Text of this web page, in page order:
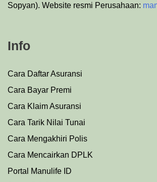
Sopyan). Website resmi Perusahaan:
Info
Cara Daftar Asuransi
Cara Bayar Premi
Cara Klaim Asuransi
Cara Tarik Nilai Tunai
Cara Mengakhiri Polis
Cara Mencairkan DPLK
Portal Manulife ID